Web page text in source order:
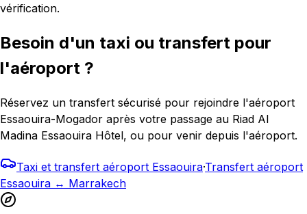
vérification.
Besoin d'un taxi ou transfert pour
l'aéroport ?
Réservez un transfert sécurisé pour rejoindre l'aéroport
Essaouira-Mogador après votre passage au Riad Al
Madina Essaouira Hôtel, ou pour venir depuis l'aéroport.
Taxi et transfert aéroport Essaouira·Transfert aéroport
Essaouira ↔ Marrakech